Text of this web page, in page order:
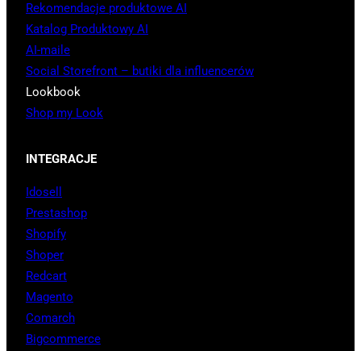
Rekomendacje produktowe AI
Katalog Produktowy AI
AI-maile
Social Storefront – butiki dla influencerów
Lookbook
Shop my Look
INTEGRACJE
Idosell
Prestashop
Shopify
Shoper
Redcart
Magento
Comarch
Bigcommerce